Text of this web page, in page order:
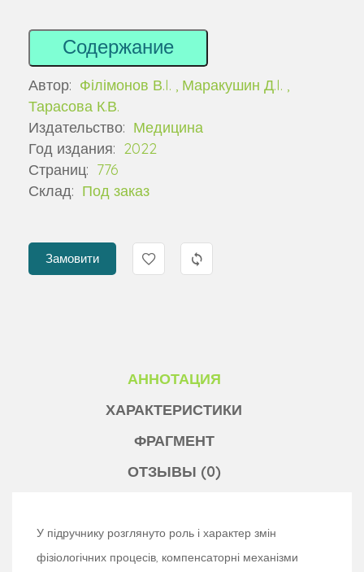
Содержание
Автор: Філімонов В.I. , Маракушин Д.I. ,
Тарасова К.В.
Издательство: Медицина
Год издания: 2022
Страниц: 776
Склад: Под заказ
Замовити
АННОТАЦИЯ
ХАРАКТЕРИСТИКИ
ФРАГМЕНТ
ОТЗЫВЫ (0)
У підручнику розглянуто роль і характер змін
фізіологічних процесів, компенсаторні механізми